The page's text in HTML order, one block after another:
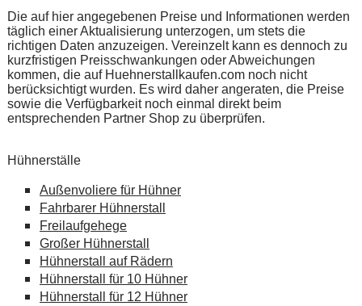
Die auf hier angegebenen Preise und Informationen werden
täglich einer Aktualisierung unterzogen, um stets die
richtigen Daten anzuzeigen. Vereinzelt kann es dennoch zu
kurzfristigen Preisschwankungen oder Abweichungen
kommen, die auf Huehnerstallkaufen.com noch nicht
berücksichtigt wurden. Es wird daher angeraten, die Preise
sowie die Verfügbarkeit noch einmal direkt beim
entsprechenden Partner Shop zu überprüfen.
Hühnerställe
Außenvoliere für Hühner
Fahrbarer Hühnerstall
Freilaufgehege
Großer Hühnerstall
Hühnerstall auf Rädern
Hühnerstall für 10 Hühner
Hühnerstall für 12 Hühner